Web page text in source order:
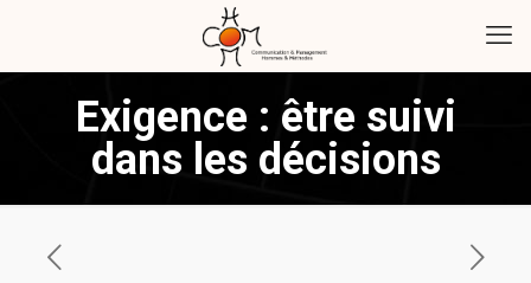
Exigence : être suivi
dans les décisions